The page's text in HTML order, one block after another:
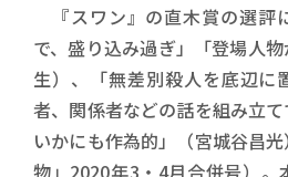
『スワン』の直木賞の選評
で、盛り込み過ぎ」「登場人
生）、「無差別殺人を底辺に
者、関係者などの話を組み立て
いかにも作為的」（宮城谷昌
物」2020年3・4月合併号）。